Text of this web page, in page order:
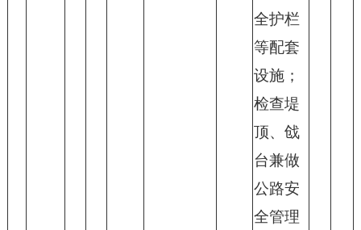
全护栏
等配套
设施；
检查堤
顶、戗
台兼做
公路安
全管理